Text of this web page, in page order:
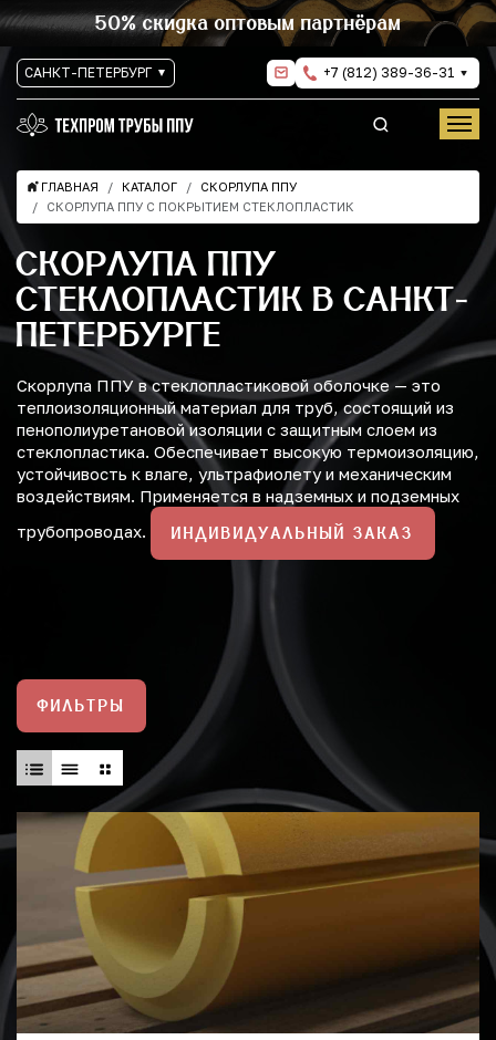
50% скидка оптовым партнёрам
САНКТ-ПЕТЕРБУРГ +7 (812) 389-36-31
ГЛАВНАЯ КАТАЛОГ
СКОРЛУПА ППУ
СКОРЛУПА ППУ С ПОКРЫТИЕМ СТЕКЛОПЛАСТИК
СКОРЛУПА ППУ
СТЕКЛОПЛАСТИК В САНКТ-
ПЕТЕРБУРГЕ
Скорлупа ППУ в стеклопластиковой оболочке — это
теплоизоляционный материал для труб, состоящий из
пенополиуретановой изоляции с защитным слоем из
стеклопластика. Обеспечивает высокую термоизоляцию,
устойчивость к влаге, ультрафиолету и механическим
воздействиям. Применяется в надземных и подземных
трубопроводах.
ИНДИВИДУАЛЬНЫЙ ЗАКАЗ
ФИЛЬТРЫ